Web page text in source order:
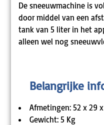
De sneeuwmachine is
door middel van een
tank van 5 liter in het
alleen wel nog
Belangrijke
Afmetingen: 52 x 29
Gewicht: 5 Kg